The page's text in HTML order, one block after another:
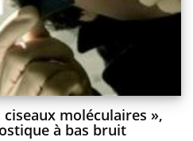
moléculaires »,
à bas bruit